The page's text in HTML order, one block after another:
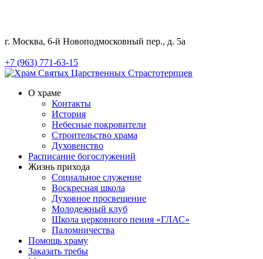
г. Москва, 6-й Новоподмосковный пер., д. 5а
+7 (963) 771-63-15
О храме
Контакты
История
Небесные покровители
Строительство храма
Духовенство
Расписание богослужений
Жизнь прихода
Социальное служение
Воскресная школа
Духовное просвещение
Молодежный клуб
Школа церковного пения «ГЛАС»
Паломничества
Помощь храму
Заказать требы